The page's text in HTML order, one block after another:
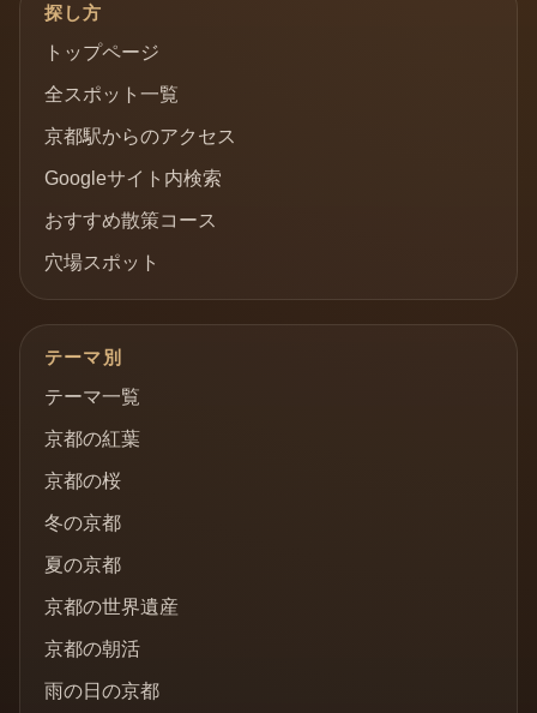
探し方
トップページ
全スポット一覧
京都駅からのアクセス
Googleサイト内検索
おすすめ散策コース
穴場スポット
テーマ別
テーマ一覧
京都の紅葉
京都の桜
冬の京都
夏の京都
京都の世界遺産
京都の朝活
雨の日の京都